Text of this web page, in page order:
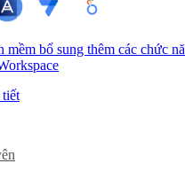
mềm bổ sung thêm các chức